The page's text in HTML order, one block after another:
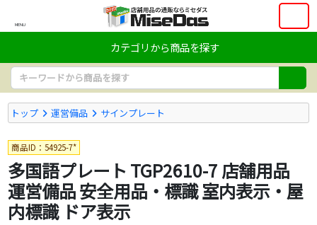
MENU
カテゴリから商品を探す
トップ 運営備品 サインプレート
商品ID：54925-7*
多国語プレート TGP2610-7 店舗用品
運営備品 安全用品・標識 室内表示・屋
内標識 ドア表示